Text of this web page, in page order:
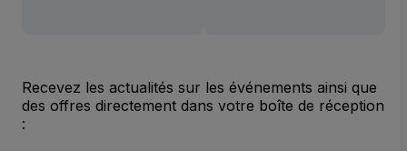
Recevez les actualités sur les événements ainsi que
des offres directement dans votre boîte de réception
: